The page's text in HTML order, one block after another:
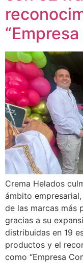
Crema Helados
ámbito
de las marcas más
gracias a su
distribuidas en 19
productos y el
como “Empresa